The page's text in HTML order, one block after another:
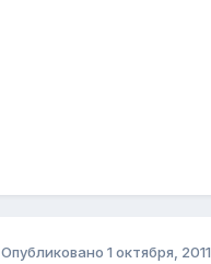
Опубликовано 1 октября, 2011